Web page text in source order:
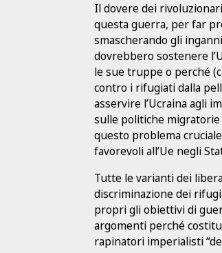
Il dovere dei
questa guerra, per far
smascherando gli
dovrebbero sostenere
le sue truppe o perché
contro i rifugiati dalla
asservire l’Ucraina agli
sulle politiche
questo problema
favorevoli all’Ue negli
Tutte le varianti dei
discriminazione dei
propri gli obiettivi di
argomenti perché
rapinatori imperialisti